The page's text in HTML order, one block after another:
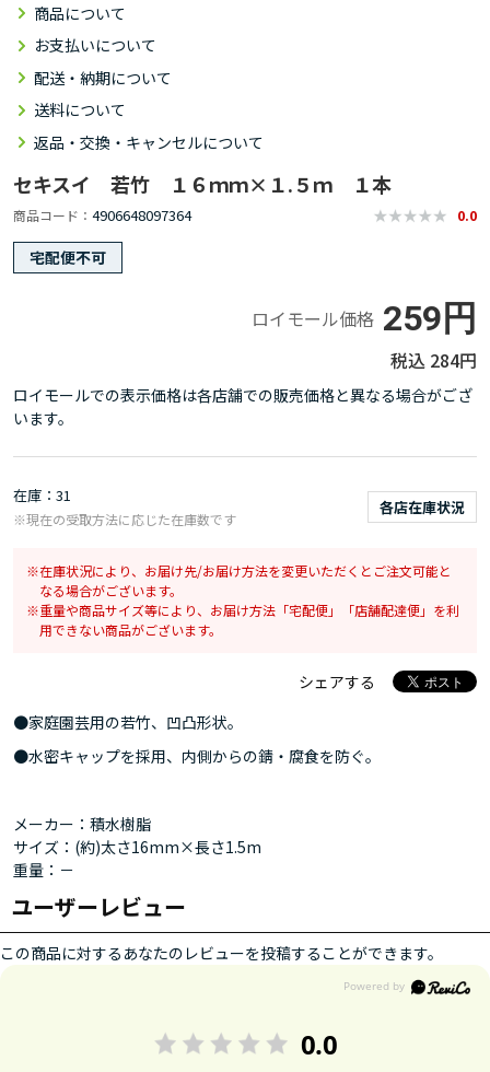
商品について
お支払いについて
配送・納期について
送料について
返品・交換・キャンセルについて
セキスイ 若竹 １６ｍｍ×１.５ｍ １本
商品コード 4906648097364 0.0
宅配便不可
ロイモール価格 259円
284円
ロイモールでの表示価格は各店舗での販売価格と異なる場合がござ
います。
在庫 31
各店在庫状況
※現在の受取方法に応じた在庫数です
在庫状況により、お届け先/お届け方法を変更いただくとご注文可能と
なる場合がございます。
重量や商品サイズ等により、お届け方法「宅配便」「店舗配達便」を利
用できない商品がございます。
シェアする
●家庭園芸用の若竹、凹凸形状。
●水密キャップを採用、内側からの錆・腐食を防ぐ。
メーカー：積水樹脂
サイズ：(約)太さ16mm×長さ1.5m
重量：－
ユーザーレビュー
この商品に対するあなたのレビューを投稿することができます。
0.0